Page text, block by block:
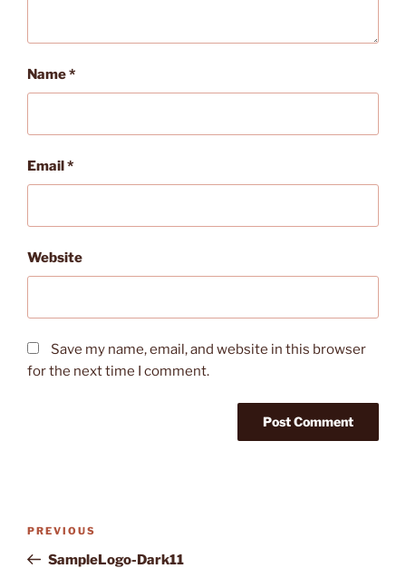
Name*
Email*
Website
Save my name, email, and website in this browser
for the next time I comment.
Previous
Post
PREVIOUS
SampleLogo-Dark11